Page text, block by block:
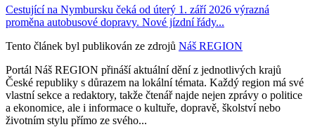
Cestující na Nymbursku čeká od úterý 1. září 2026 výrazná
proměna autobusové dopravy. Nové jízdní řády...
Tento článek byl publikován ze zdrojů Náš REGION
Portál Náš REGION přináší aktuální dění z jednotlivých krajů
České republiky s důrazem na lokální témata. Každý region má své
vlastní sekce a redaktory, takže čtenář najde nejen zprávy o politice
a ekonomice, ale i informace o kultuře, dopravě, školství nebo
životním stylu přímo ze svého...